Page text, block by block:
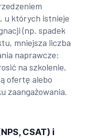
u których istnieje
(np. spadek
mniejsza liczba
naprawcze:
na szkolenie,
ofertę alebo
zaangażowania.
CSAT) i